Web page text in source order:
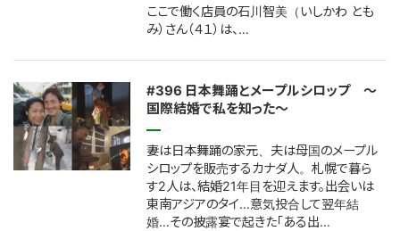
ここで働く店員の石川智美（いしかわ とも
み）さん（４１）は、…
#396 日本舞踊とメープルシロップ ～
国際結婚で私を知った～
妻は日本舞踊の家元、夫は母国のメープル
シロップを販売するカナダ人。札幌で暮ら
す2人は、結婚21年目を迎えます。出会いは
東南アジアのタイ…意気投合して翌年結
婚…その披露宴で起きた「ある出…